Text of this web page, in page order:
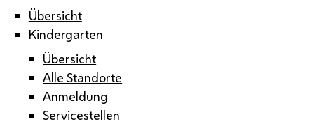
Übersicht
Kindergarten
Übersicht
Alle Standorte
Anmeldung
Servicestellen